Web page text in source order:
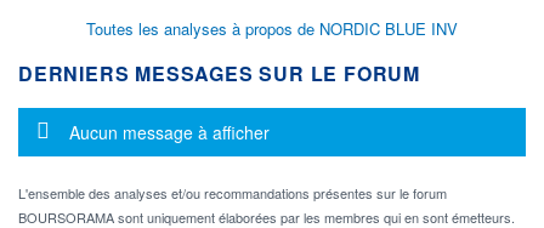
Toutes les analyses à propos de NORDIC BLUE INV
DERNIERS MESSAGES SUR LE FORUM
Message d'information
Aucun message à afficher
L'ensemble des analyses et/ou recommandations présentes sur le forum
BOURSORAMA sont uniquement élaborées par les membres qui en sont émetteurs.